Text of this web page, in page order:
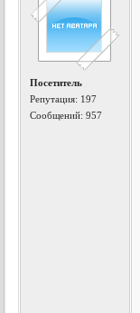
Посетитель
Репутация: 197
Сообщений: 957